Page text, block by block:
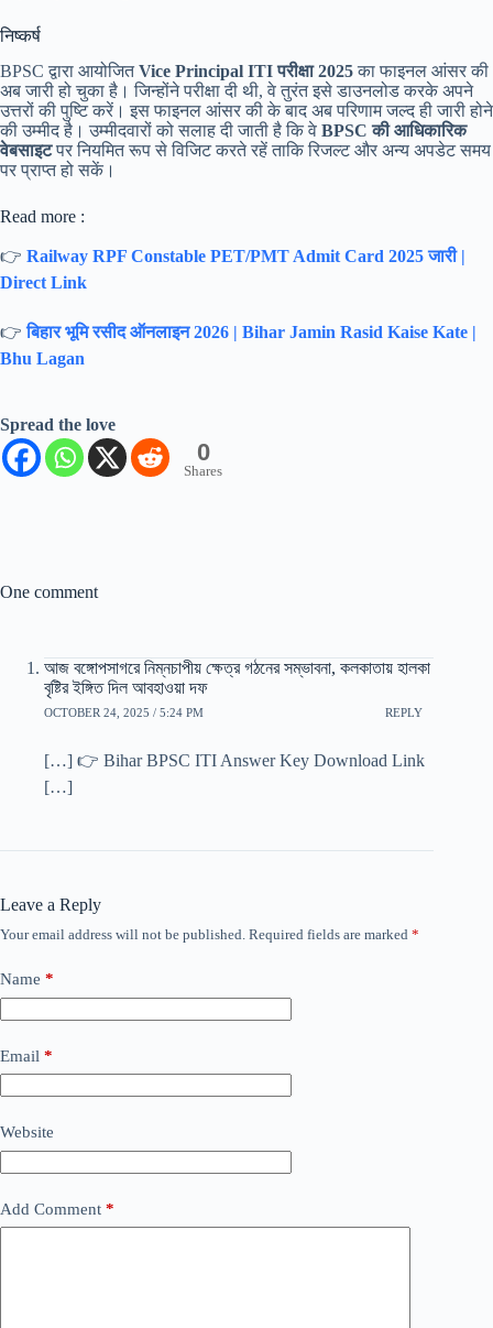
निष्कर्ष
BPSC द्वारा आयोजितVice Principal ITI परीक्षा 2025का फाइनल आंसर की
अब जारी हो चुका है। जिन्होंने परीक्षा दी थी, वे तुरंत इसे डाउनलोड करके अपने
उत्तरों की पुष्टि करें। इस फाइनल आंसर की के बाद अब परिणाम जल्द ही जारी होने
की उम्मीद है। उम्मीदवारों को सलाह दी जाती है कि वे BPSC की आधिकारिक
वेबसाइटपर नियमित रूप से विजिट करते रहें ताकि रिजल्ट और अन्य अपडेट समय
पर प्राप्त हो सकें।
Read more :
👉 Railway RPF Constable PET/PMT Admit Card 2025 जारी |
Direct Link
👉बिहार भूमि रसीद ऑनलाइन 2026 | Bihar Jamin Rasid Kaise Kate |
Bhu Lagan
Spread the love
0
Shares
One comment
আজ বঙ্গোপসাগরে নিম্নচাপীয় ক্ষেত্র গঠনের সম্ভাবনা, কলকাতায় হালকা
বৃষ্টির ইঙ্গিত দিল আবহাওয়া দফ
OCTOBER 24, 2025 / 5:24 PM REPLY
[…] 👉 Bihar BPSC ITI Answer Key Download Link
[…]
Leave a Reply
Your email address will not be published. Required fields are marked *
Name *
Email *
Website
Add Comment *